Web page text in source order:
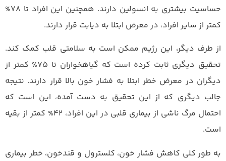
حساسیت بیشتری به انسولین دارند. همچنین این افراد تا 78%
کمتر از سایر افراد، در معرض ابتلا به دیابت قرار دارند.
از طرف دیگر، این رژیم ممکن است به سلامتی قلب کمک کند.
تحقیق دیگری ثابت کرده است که گیاهخواران تا 75% کمتر از
دیگران در معرض خطر ابتلا به فشار خون بالا قرار دارند. نتیجه
جالب دیگری که از این تحقیق به دست آمده، این است که
احتمال مرگ ناشی از بیماری قلبی در این افراد، 42% کمتر از بقیه
است.
به طور کلی کاهش فشار خون، کلسترول و قندخون، خطر بیماری